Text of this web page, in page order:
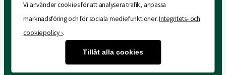
Vi använder cookies för att analysera trafik, anpassa
marknadsföring och för sociala mediefunktioner.Integritets- och
cookiepolicy ›.
Tillåt alla cookies